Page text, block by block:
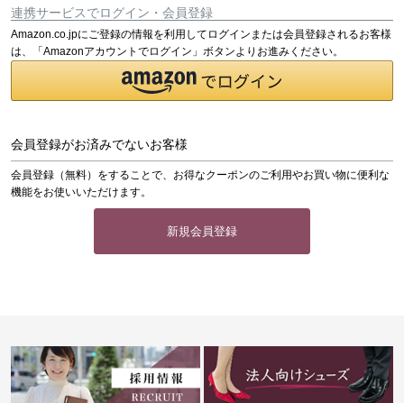
連携サービスでログイン・会員登録
Amazon.co.jpにご登録の情報を利用してログインまたは会員登録されるお客様
は、「Amazonアカウントでログイン」ボタンよりお進みください。
会員登録がお済みでないお客様
会員登録（無料）をすることで、お得なクーポンのご利用やお買い物に便利な
機能をお使いいただけます。
新規会員登録